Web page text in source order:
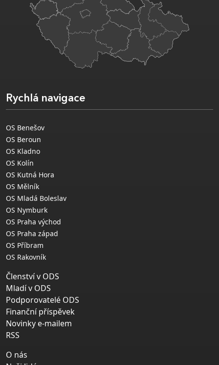
Rychlá navigace
OS Benešov
OS Beroun
OS Kladno
OS Kolín
OS Kutná Hora
OS Mělník
OS Mladá Boleslav
OS Nymburk
OS Praha východ
OS Praha západ
OS Příbram
OS Rakovník
Členství v ODS
Mladí v ODS
Podporovatelé ODS
Finanční příspěvek
Novinky e-mailem
RSS
O nás